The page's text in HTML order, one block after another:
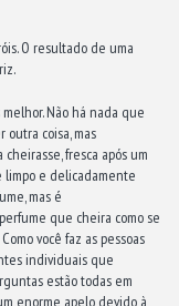
O resultado de uma
Não há nada que
coisa, mas
fresca após um
limpo e delicadamente
mas é
que cheira como se
você faz as pessoas
individuais que
estão todas em
enorme apelo devido à